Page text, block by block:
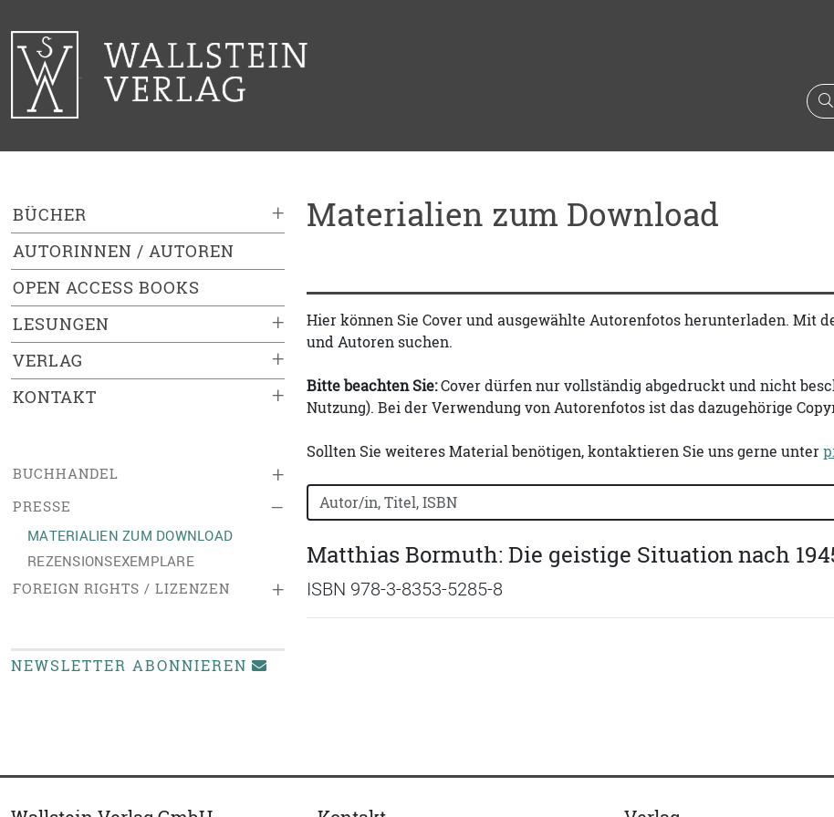
+
BÜCHER
AUTORINNEN / AUTOREN
OPEN ACCESS BOOKS
+
LESUNGEN
+
VERLAG
+
KONTAKT
+
BUCHHANDEL
–
PRESSE
MATERIALIEN ZUM DOWNLOAD
REZENSIONSEXEMPLARE
+
FOREIGN RIGHTS / LIZENZEN
NEWSLETTER ABONNIEREN
Materialien zum Download
Hier können Sie Cover und ausgewählte Autorenfotos herunterladen. Mit
und Autoren suchen.
Bitte beachten Sie:Cover dürfen nur vollständig abgedruckt und nicht
Nutzung). Bei der Verwendung von Autorenfotos ist das dazugehörige
Sollten Sie weiteres Material benötigen, kontaktieren Sie uns gerne unter
Bücher nach Buchtitel, Autorennamen oder ISBN suchen:
Matthias Bormuth: Die geistige Situation nach
ISBN 978-3-8353-5285-8